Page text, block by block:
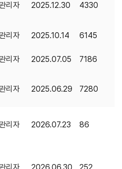
리자 2025.12.30 4330
리자 2025.10.14
6145
리자 2025.07.05
7186
리자 2025.06.29 7280
리자 2026.07.23 86